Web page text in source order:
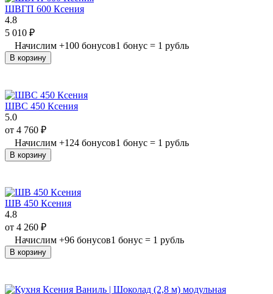
ШВГП 600 Ксения
4.8
5 010 ₽
Начислим +100 бонусов1 бонус = 1 рубль
В корзину
ШВС 450 Ксения
5.0
от 4 760 ₽
Начислим +124 бонусов1 бонус = 1 рубль
В корзину
ШВ 450 Ксения
4.8
от 4 260 ₽
Начислим +96 бонусов1 бонус = 1 рубль
В корзину